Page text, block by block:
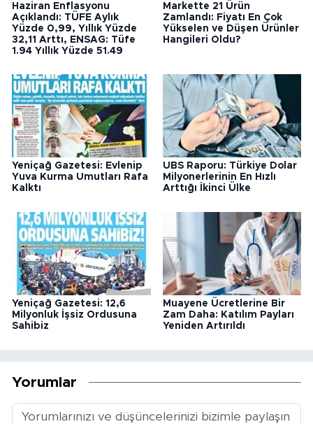
Haziran Enflasyonu
Açıklandı: TÜFE Aylık
Yüzde 0,99, Yıllık Yüzde
32,11 Arttı, ENSAG: Tüfe
1.94 Yıllık Yüzde 51.49
Markette 21 Ürün
Zamlandı: Fiyatı En Çok
Yükselen ve Düşen Ürünler
Hangileri Oldu?
Yeniçağ Gazetesi: Evlenip
Yuva Kurma Umutları Rafa
Kalktı
UBS Raporu: Türkiye Dolar
Milyonerlerinin En Hızlı
Arttığı İkinci Ülke
Yeniçağ Gazetesi: 12,6
Milyonluk İşsiz Ordusuna
Sahibiz
Muayene Ücretlerine Bir
Zam Daha: Katılım Payları
Yeniden Artırıldı
Yorumlar